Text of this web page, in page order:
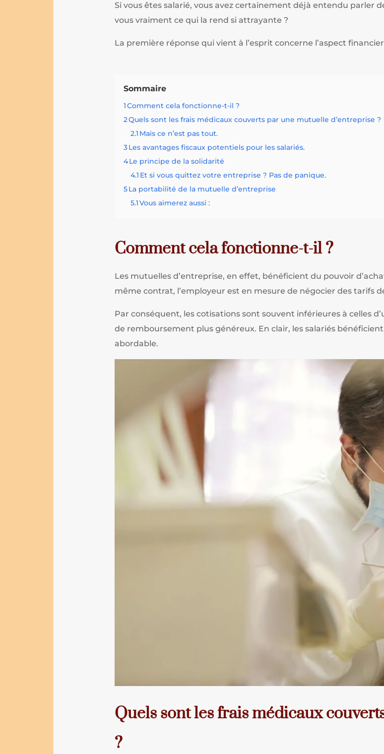
Si vous êtes salarié, vous avez certainement déjà entendu parler
vous vraiment ce qui la rend si attrayante ?
La première réponse qui vient à l’esprit concerne l’aspect
Sommaire
1Comment cela fonctionne-t-il ?
2Quels sont les frais médicaux couverts par une mutuelle d’entreprise ?
2.1 Mais ce n’est pas tout.
3Les avantages fiscaux potentiels pour les salariés.
4Le principe de la solidarité
4.1 Et si vous quittez votre entreprise ? Pas de panique.
5La portabilité de la mutuelle d’entreprise
5.1Vous aimerez aussi :
Comment cela fonctionne-t-il ?
Les mutuelles d’entreprise, en effet, bénéficient du pouvoir
même contrat, l’employeur est en mesure de négocier des tarifs
Par conséquent, les cotisations sont souvent inférieures à celles
de remboursement plus généreux. En clair, les salariés
abordable.
Quels sont les frais médicaux
?